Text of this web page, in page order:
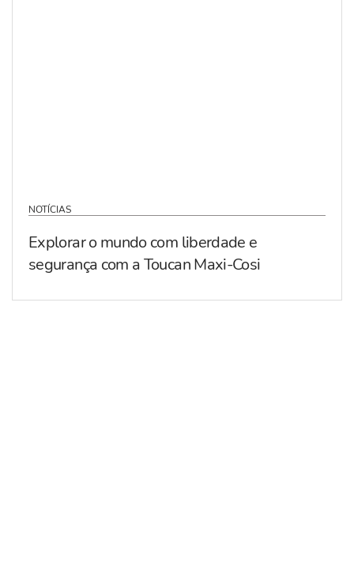
NOTÍCIAS
Explorar o mundo com liberdade e
segurança com a Toucan Maxi-Cosi